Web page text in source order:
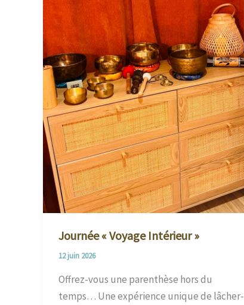
Journée « Voyage Intérieur »
12 juin 2026
Offrez-vous une parenthèse hors du
temps… Une expérience unique de lâcher-